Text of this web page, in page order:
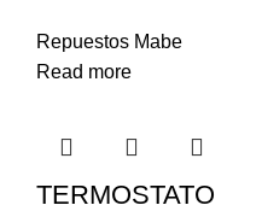
Repuestos Mabe
Read more
TERMOSTATO